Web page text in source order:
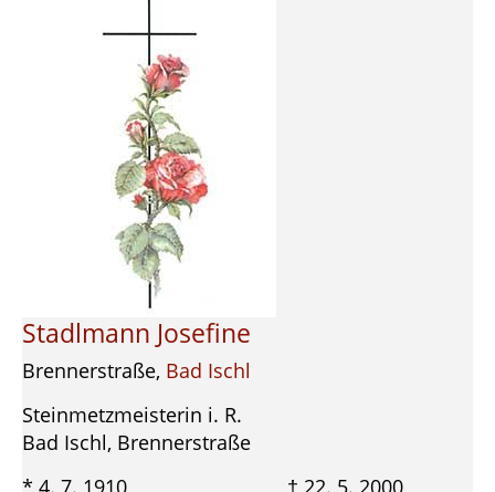
Stadlmann Josefine
Brennerstraße, Bad Ischl
Steinmetzmeisterin i. R.
Bad Ischl, Brennerstraße
* 4. 7. 1910 † 22. 5. 2000